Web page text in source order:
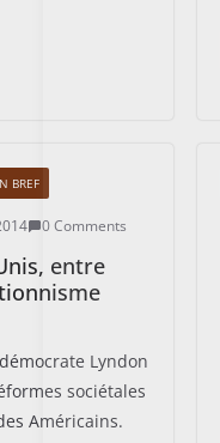
BREF
0 Comments
entre
Lyndon
sociétales
Américains.